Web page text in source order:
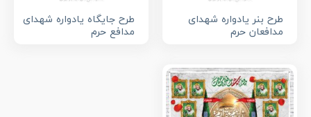
طرح بنر یادواره شهدای
مدافعان حرم
طرح جایگاه یادواره شهدای
مدافع حرم